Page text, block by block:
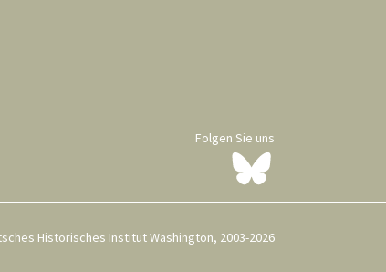
Folgen Sie uns
Historisches Institut Washington, 2003-2026